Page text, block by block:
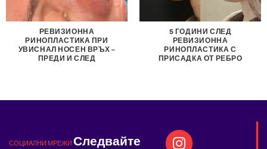
РЕВИЗИОННА
РИНОПЛАСТИКА ПРИ
УВИСНАЛ НОСЕН ВРЪХ –
ПРЕДИ И СЛЕД
5 ГОДИНИ СЛЕД
РЕВИЗИОННА
РИНОПЛАСТИКА С
ПРИСАДКА ОТ РЕБРО
СОЦИАЛНИ МРЕЖИ Следвайте